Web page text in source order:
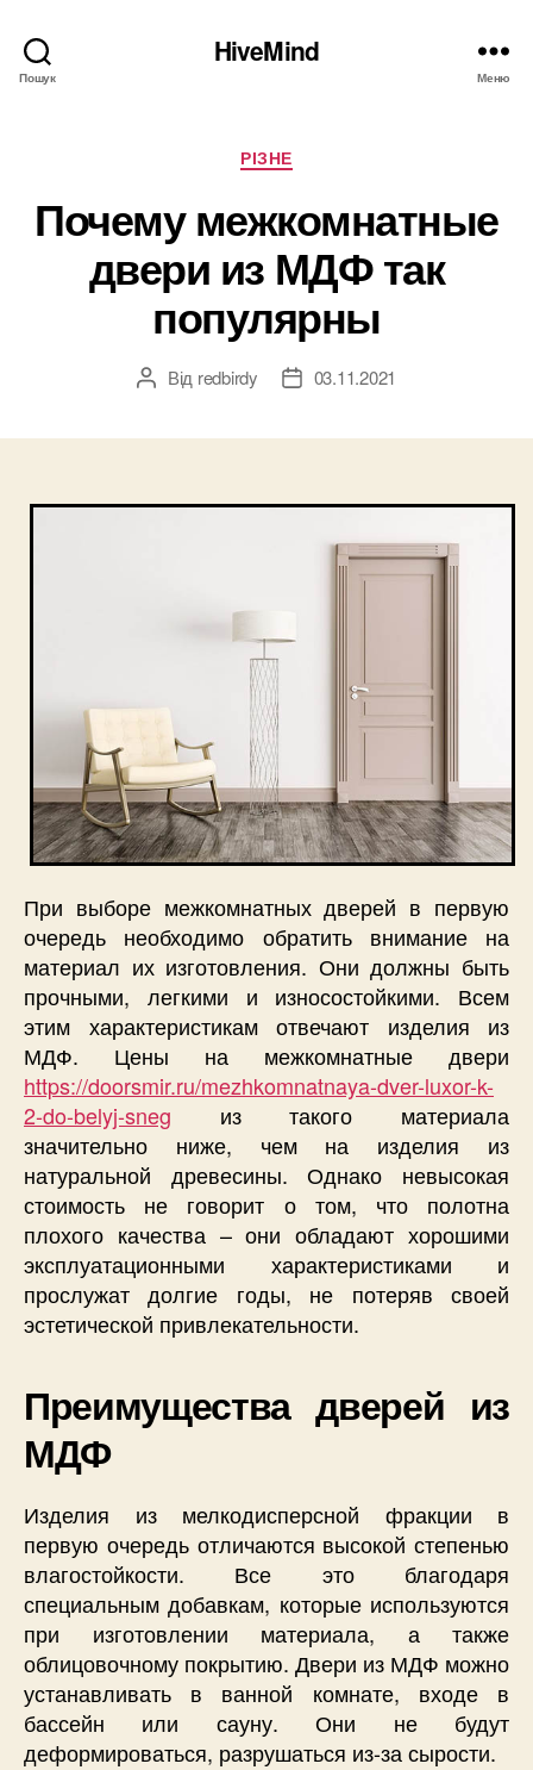
Пошук
HiveMind
Меню
Категорії
РІЗНЕ
Почему межкомнатные
двери из МДФ так
популярны
Автор
Від redbirdy
Дата03.11.2021
При выборе межкомнатных дверей в первую
очередь необходимо обратить внимание на
материал их изготовления. Они должны быть
прочными, легкими и износостойкими. Всем
этим характеристикам отвечают изделия из
МДФ. Цены на межкомнатные двери
https://doorsmir.ru/mezhkomnatnaya-dver-luxor-k-
2-do-belyj-sneg из такого материала
значительно ниже, чем на изделия из
натуральной древесины. Однако невысокая
стоимость не говорит о том, что полотна
плохого качества – они обладают хорошими
эксплуатационными характеристиками и
прослужат долгие годы, не потеряв своей
эстетической привлекательности.
Преимущества дверей из
МДФ
Изделия из мелкодисперсной фракции в
первую очередь отличаются высокой степенью
влагостойкости. Все это благодаря
специальным добавкам, которые используются
при изготовлении материала, а также
облицовочному покрытию. Двери из МДФ можно
устанавливать в ванной комнате, входе в
бассейн или сауну. Они не будут
деформироваться, разрушаться из-за сырости.